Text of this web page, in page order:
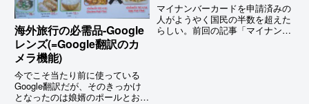
海外旅行の必需品-Google
レンズ(=Google翻訳のカ
メラ機能)
今でこそ当たり前に使っている
Google翻訳だが、そのきっかけ
となったのは娘婿のポールとおし
マイナンバーカードを申請済みの
人がようやく国民の半数を超えた
らしい。前回の記事「マイナンバ